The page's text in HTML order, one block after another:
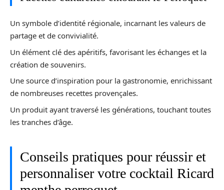
Un symbole d’identité régionale, incarnant les valeurs de
partage et de convivialité.
Un élément clé des apéritifs, favorisant les échanges et la
création de souvenirs.
Une source d’inspiration pour la gastronomie, enrichissant
de nombreuses recettes provençales.
Un produit ayant traversé les générations, touchant toutes
les tranches d’âge.
Conseils pratiques pour réussir et
personnaliser votre cocktail Ricard